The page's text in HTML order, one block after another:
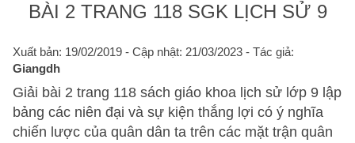
BÀI 2 TRANG 118 SGK LỊCH SỬ 9
Xuất bản: 19/02/2019 - Cập nhật: 21/03/2023 - Tác giả:
Giangdh
Giải bài 2 trang 118 sách giáo khoa lịch sử lớp 9 lập
bảng các niên đại và sự kiện thắng lợi có ý nghĩa
chiến lược của quân dân ta trên các mặt trận quân